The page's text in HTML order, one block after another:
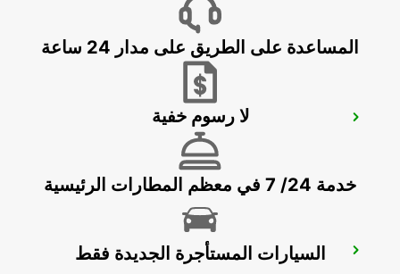
ANNEMASSE
المساعدة على الطريق على مدار 24 ساعة
لا رسوم خفية
خدمة 24/ 7 في معظم المطارات الرئيسية
السيارات المستأجرة الجديدة فقط